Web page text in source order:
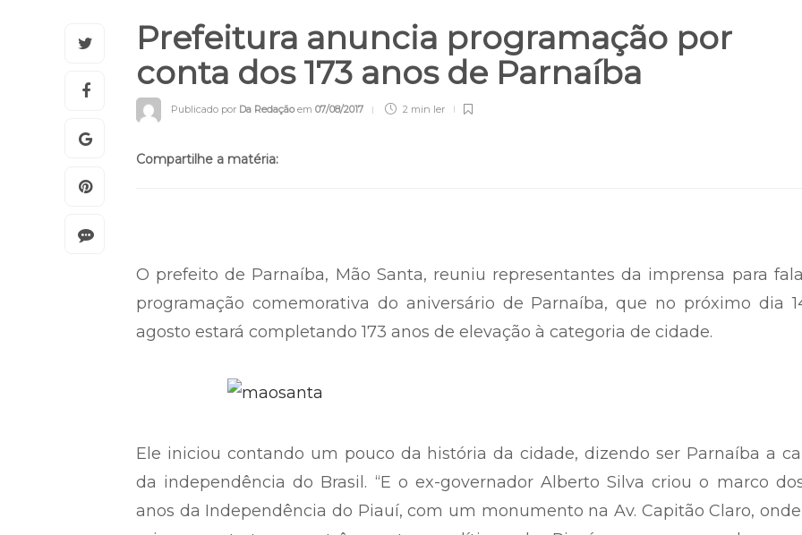
Prefeitura anuncia programação por
conta dos 173 anos de Parnaíba
Publicado por Da Redaçãoem 07/08/2017 2 min ler
Compartilhe a matéria:
O prefeito de Parnaíba, Mão Santa, reuniu representantes da imprensa para
programação comemorativa do aniversário de Parnaíba, que no próximo dia
agosto estará completando 173 anos de elevação à categoria de cidade.
Ele iniciou contando um pouco da história da cidade, dizendo ser Parnaíba a
da independência do Brasil. “E o ex-governador Alberto Silva criou o marco
anos da Independência do Piauí, com um monumento na Av. Capitão Claro,